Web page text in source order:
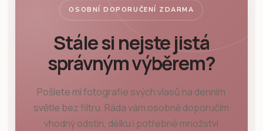
OSOBNÍ DOPORUČENÍ ZDARMA
Stále si nejste jistá
správným výběrem?
Pošlete mi fotografie svých vlasů na denním
světle bez filtru. Ráda vám osobně doporučím
vhodný odstín, délku i potřebné množství